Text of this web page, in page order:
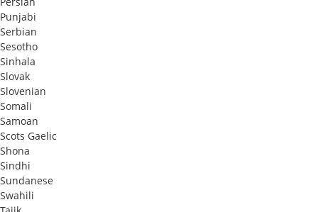
Punjabi
Serbian
Sesotho
Sinhala
Slovak
Slovenian
Somali
Samoan
Scots Gaelic
Shona
Sindhi
Sundanese
Swahili